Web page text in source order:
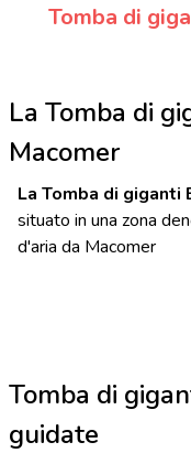
Tomba di
La Tomba di
Macomer
La Tomba di giganti
situato in una zona
d'aria da Macomer
Tomba di
guidate